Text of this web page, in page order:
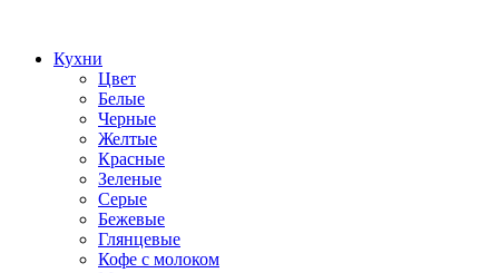
Кухни
Цвет
Белые
Черные
Желтые
Красные
Зеленые
Серые
Бежевые
Глянцевые
Кофе с молоком